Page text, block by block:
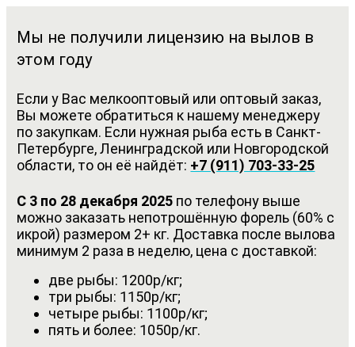
Мы не получили лицензию на вылов в
этом году
Если у Вас мелкооптовый или оптовый заказ,
Вы можете обратиться к нашему менеджеру
по закупкам. Если нужная рыба есть в Санкт-
Петербурге, Ленинградской или Новгородской
области, то он её найдёт: +7 (911) 703-33-25
С 3 по 28 декабря 2025 по телефону выше
можно заказать непотрошённую форель (60% с
икрой) размером 2+ кг. Доставка после вылова
минимум 2 раза в неделю, цена с доставкой:
две рыбы: 1200р/кг;
три рыбы: 1150р/кг;
четыре рыбы: 1100р/кг;
пять и более: 1050р/кг.